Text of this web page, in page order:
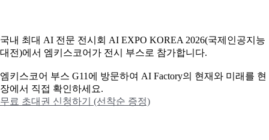
국내 최대 AI 전문 전시회 AI EXPO KOREA 2026(국제인공지능
대전)에서 엠키스코어가 전시 부스로 참가합니다.
엠키스코어 부스 G11에 방문하여 AI Factory의 현재와 미래를 현
장에서 직접 확인하세요.
무료 초대권 신청하기 (선착순 증정)